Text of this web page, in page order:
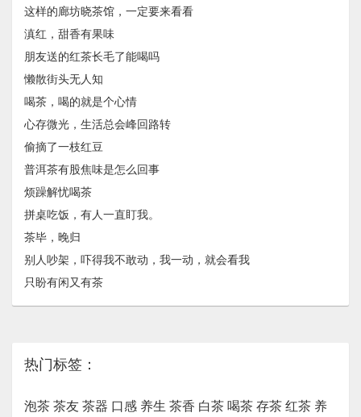
这样的廊坊晓茶馆，一定要来看看
滇红，甜香有果味
朋友送的红茶长毛了能喝吗
懒散街头无人知
喝茶，喝的就是个心情
心存微光，生活总会峰回路转
偷摘了一枝红豆
普洱茶有股焦味是怎么回事
烦躁解忧喝茶
拼桌吃饭，有人一直盯我。
茶毕，晚归
别人吵架，吓得我不敢动，我一动，就会看我
只盼有闲又有茶
热门标签：
泡茶 茶友 茶器 口感 养生 茶香 白茶 喝茶 存茶 红茶 养